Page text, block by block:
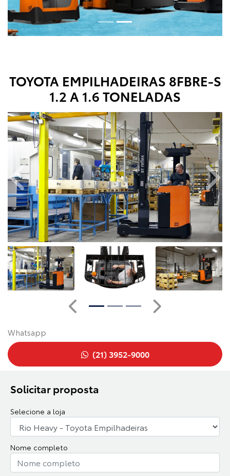
TOYOTA EMPILHADEIRAS 8FBRE-S
1.2 A 1.6 TONELADAS
Solicitar proposta
Selecione a loja
Nome completo
Anterior
Anterior Próximo
Whatsapp
(21) 3952-9000